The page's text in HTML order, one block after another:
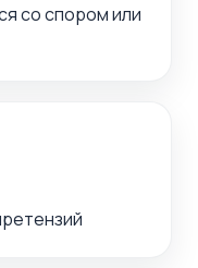
со спором или